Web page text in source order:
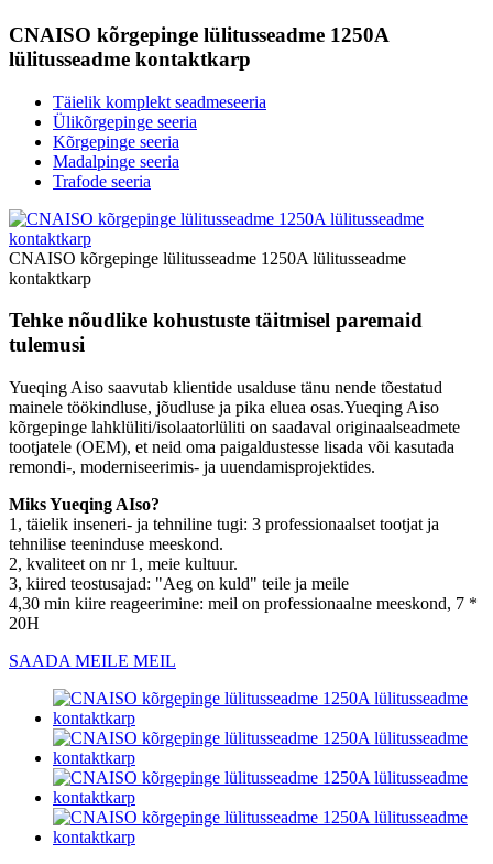
CNAISO kõrgepinge lülitusseadme 1250A
lülitusseadme kontaktkarp
Täielik komplekt seadmeseeria
Ülikõrgepinge seeria
Kõrgepinge seeria
Madalpinge seeria
Trafode seeria
CNAISO kõrgepinge lülitusseadme 1250A lülitusseadme
kontaktkarp
Tehke nõudlike kohustuste täitmisel paremaid
tulemusi
Yueqing Aiso saavutab klientide usalduse tänu nende tõestatud
mainele töökindluse, jõudluse ja pika eluea osas.Yueqing Aiso
kõrgepinge lahklüliti/isolaatorlüliti on saadaval originaalseadmete
tootjatele (OEM), et neid oma paigaldustesse lisada või kasutada
remondi-, moderniseerimis- ja uuendamisprojektides.
Miks Yueqing AIso?
1, täielik inseneri- ja tehniline tugi: 3 professionaalset tootjat ja
tehnilise teeninduse meeskond.
2, kvaliteet on nr 1, meie kultuur.
3, kiired teostusajad: "Aeg on kuld" teile ja meile
4,30 min kiire reageerimine: meil on professionaalne meeskond, 7 *
20H
SAADA MEILE MEIL